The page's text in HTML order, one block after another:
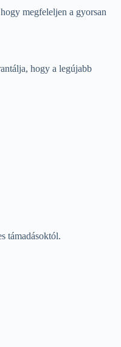
megfeleljen a gyorsan
hogy a legújabb
támadásoktól.